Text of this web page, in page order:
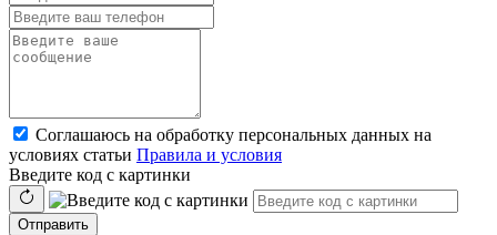
Соглашаюсь на обработку персональных данных на
условиях статьи Правила и условия
Введите код с картинки
Отправить